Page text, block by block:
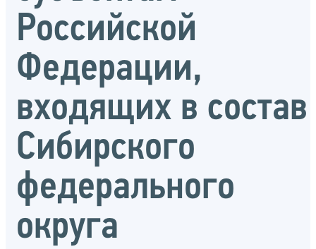
Российской
Федерации,
входящих в состав
Сибирского
федерального
округа